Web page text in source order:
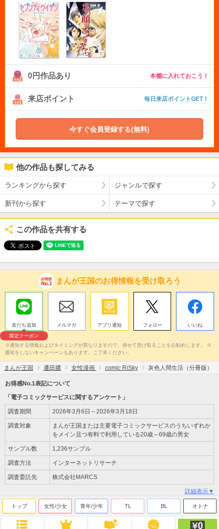
0円作品あり 本棚に入れておこう！
来店ポイント 毎日来店ポイントGET！
今すぐ会員登録する(無料)
他の作品も探してみる
ランキングから探す ジャンルで探す
新刊から探す テーマで探す
この作品を共有する
まんが王国のお得情報を受け取ろう
友だち追加
限定クーポン
メルマガ アプリ通知 フォロー いいね
※通知する情報およびタイミングが異なりますので、併せて受け取ることをお勧めします。 ※
通知をしないキャンペーンもあります。ご了承ください。
まんが王国 遷田膿 女性漫画 comic RiSky 灰色人間生活（分冊版）
お得感No.1表記について
「電子コミックサービスに関するアンケート」
調査期間 2026年3月6日～2026年3月18日
調査対象
まんが王国または主要電子コミックサービスのうちいずれか
をメイン且つ有料で利用している20歳～69歳の男女
サンプル数 1,236サンプル
調査方法 インターネットリサーチ
調査委託先 株式会社MARCS
詳細表示▼
トップ 女性/少女 青年/少年 TL BL オトナ